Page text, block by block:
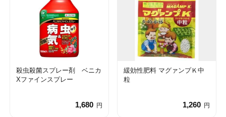
殺虫殺菌スプレー剤 ベニカ
Xファインスプレー
1,680 円
緩効性肥料 マグァンプＫ中
粒
1,260 円